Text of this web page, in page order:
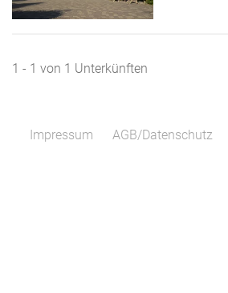
1 - 1 von 1 Unterkünften
Impressum AGB/Datenschutz